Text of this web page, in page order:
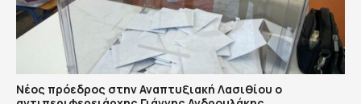
Νέος πρόεδρος στην Αναπτυξιακή Λασιθίου ο